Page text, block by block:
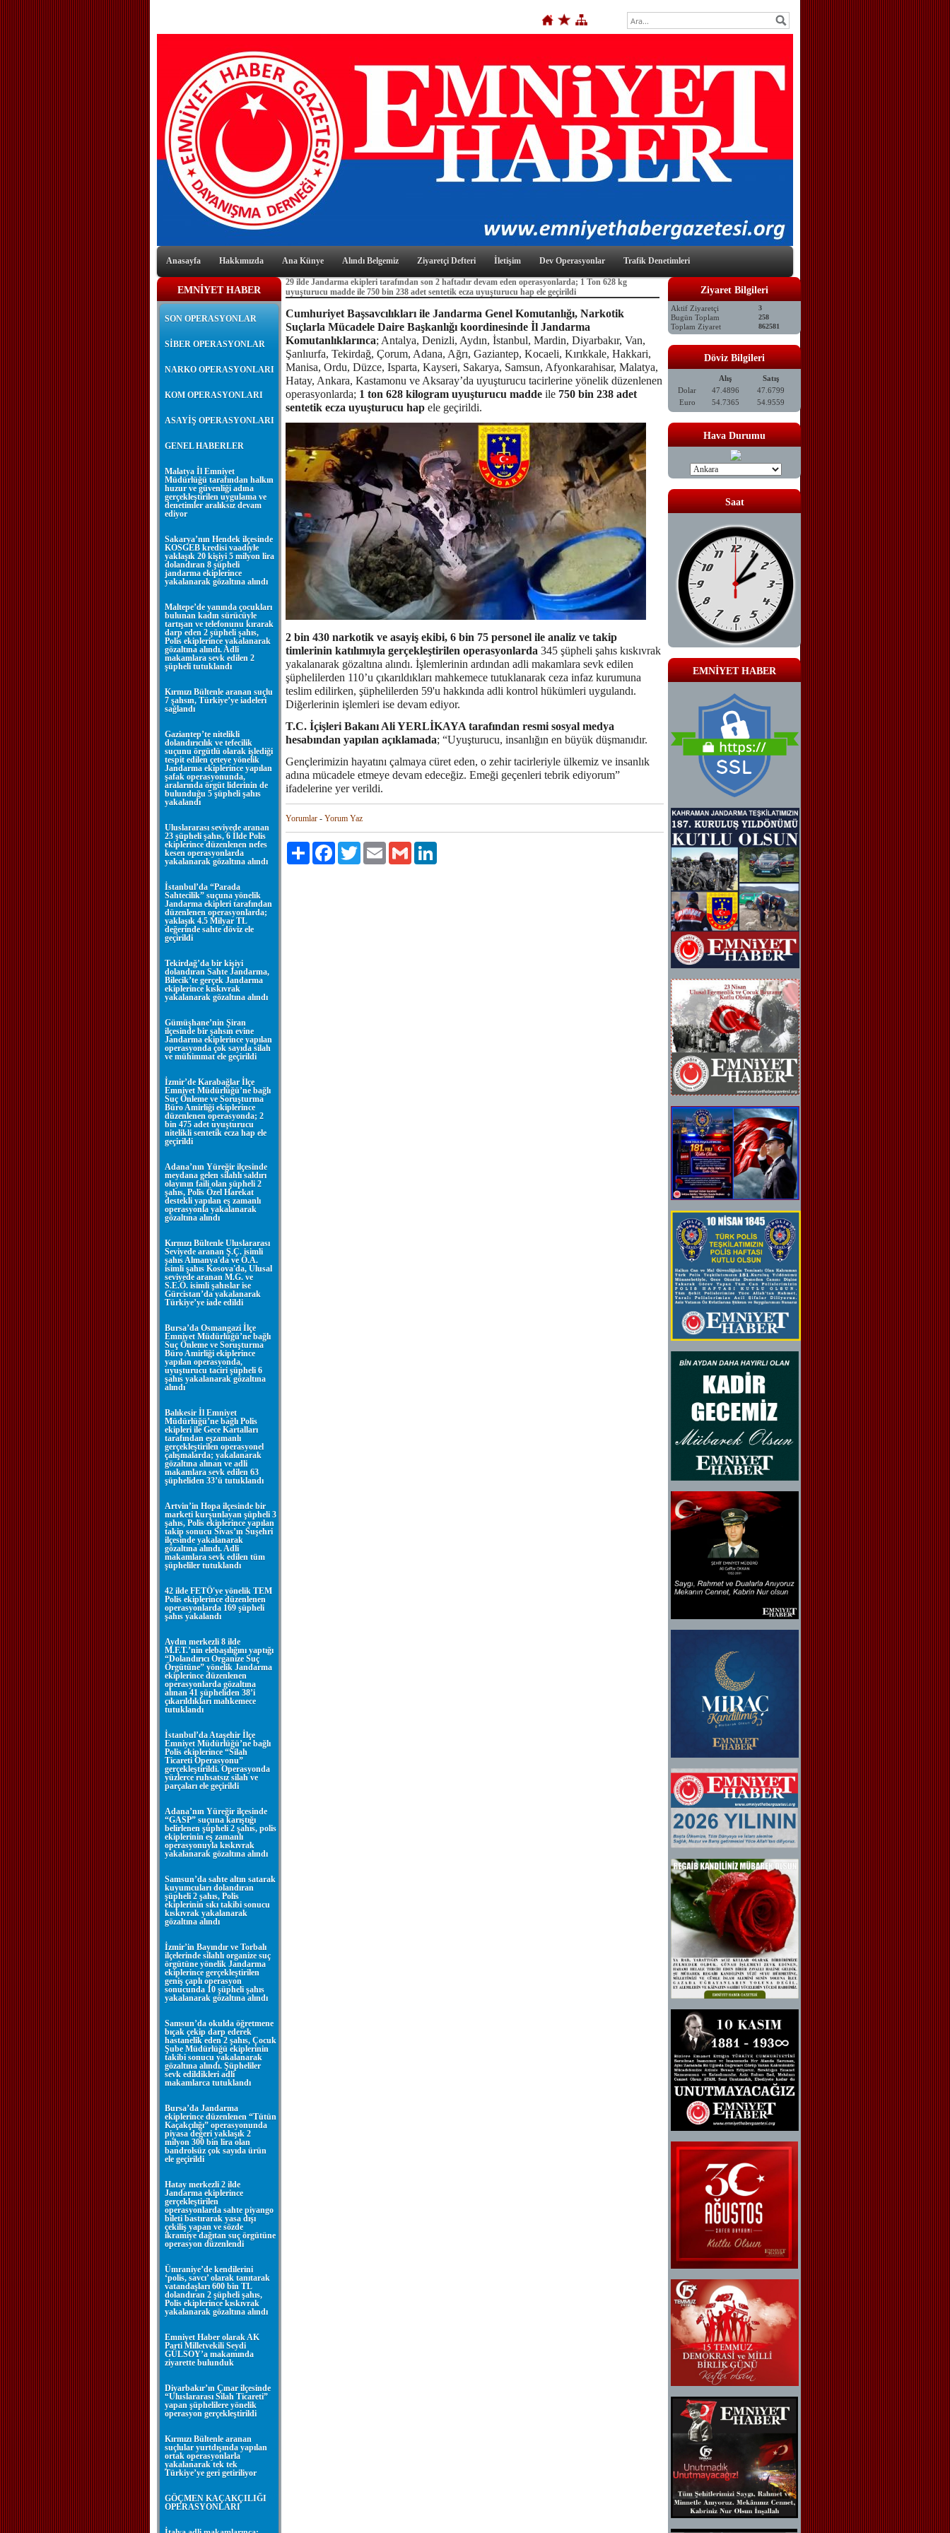
Anasayfa Hakkımızda Ana Künye Alındı Belgemiz Ziyaretçi Defteri İletişim Dev Operasyonlar Trafik Denetimleri
EMNİYET HABER
SON OPERASYONLAR
SİBER OPERASYONLAR
NARKO OPERASYONLARI
KOM OPERASYONLARI
ASAYİŞ OPERASYONLARI
GENEL HABERLER
Malatya İl Emniyet
Müdürlüğü tarafından halkın
huzur ve güvenliği adına
gerçekleştirilen uygulama ve
denetimler aralıksız devam
ediyor
Sakarya’nın Hendek ilçesinde
KOSGEB kredisi vaadiyle
yaklaşık 20 kişiyi 5 milyon lira
dolandıran 8 şüpheli
jandarma ekiplerince
yakalanarak gözaltına alındı
Maltepe’de yanında çocukları
bulunan kadın sürücüyle
tartışan ve telefonunu kırarak
darp eden 2 şüpheli şahıs,
Polis ekiplerince yakalanarak
gözaltına alındı. Adli
makamlara sevk edilen 2
şüpheli tutuklandı
Kırmızı Bültenle aranan suçlu
7 şahsın, Türkiye’ye iadeleri
sağlandı
Gaziantep’te nitelikli
dolandırıcılık ve tefecilik
suçunu örgütlü olarak işlediği
tespit edilen çeteye yönelik
Jandarma ekiplerince yapılan
şafak operasyonunda,
aralarında örgüt liderinin de
bulunduğu 5 şüpheli şahıs
yakalandı
Uluslararası seviyede aranan
23 şüpheli şahıs, 6 İlde Polis
ekiplerince düzenlenen nefes
kesen operasyonlarda
yakalanarak gözaltına alındı
İstanbul’da “Parada
Sahtecilik” suçuna yönelik
Jandarma ekipleri tarafından
düzenlenen operasyonlarda;
yaklaşık 4.5 Milyar TL
değerinde sahte döviz ele
geçirildi
Tekirdağ’da bir kişiyi
dolandıran Sahte Jandarma,
Bilecik’te gerçek Jandarma
ekiplerince kıskıvrak
yakalanarak gözaltına alındı
Gümüşhane’nin Şiran
ilçesinde bir şahsın evine
Jandarma ekiplerince yapılan
operasyonda çok sayıda silah
ve mühimmat ele geçirildi
İzmir’de Karabağlar İlçe
Emniyet Müdürlüğü’ne bağlı
Suç Önleme ve Soruşturma
Büro Amirliği ekiplerince
düzenlenen operasyonda; 2
bin 475 adet uyuşturucu
nitelikli sentetik ecza hap ele
geçirildi
Adana’nın Yüreğir ilçesinde
meydana gelen silahlı saldırı
olayının faili olan şüpheli 2
şahıs, Polis Özel Harekat
destekli yapılan eş zamanlı
operasyonla yakalanarak
gözaltına alındı
Kırmızı Bültenle Uluslararası
Seviyede aranan Ş.Ç. isimli
şahıs Almanya'da ve Ö.A.
isimli şahıs Kosova'da, Ulusal
seviyede aranan M.G. ve
S.E.Ö. isimli şahıslar ise
Gürcistan’da yakalanarak
Türkiye’ye iade edildi
Bursa’da Osmangazi İlçe
Emniyet Müdürlüğü’ne bağlı
Suç Önleme ve Soruşturma
Büro Amirliği ekiplerince
yapılan operasyonda,
uyuşturucu taciri şüpheli 6
şahıs yakalanarak gözaltına
alındı
Balıkesir İl Emniyet
Müdürlüğü’ne bağlı Polis
ekipleri ile Gece Kartalları
tarafından eşzamanlı
gerçekleştirilen operasyonel
çalışmalarda; yakalanarak
gözaltına alınan ve adli
makamlara sevk edilen 63
şüpheliden 33’ü tutuklandı
Artvin’in Hopa ilçesinde bir
marketi kurşunlayan şüpheli 3
şahıs, Polis ekiplerince yapılan
takip sonucu Sivas’ın Suşehri
ilçesinde yakalanarak
gözaltına alındı. Adli
makamlara sevk edilen tüm
şüpheliler tutuklandı
42 ilde FETÖ'ye yönelik TEM
Polis ekiplerince düzenlenen
operasyonlarda 169 şüpheli
şahıs yakalandı
Aydın merkezli 8 ilde
M.F.T.’nin elebaşılığını yaptığı
“Dolandırıcı Organize Suç
Örgütüne” yönelik Jandarma
ekiplerince düzenlenen
operasyonlarda gözaltına
alınan 41 şüpheliden 38’i
çıkarıldıkları mahkemece
tutuklandı
İstanbul’da Ataşehir İlçe
Emniyet Müdürlüğü’ne bağlı
Polis ekiplerince “Silah
Ticareti Operasyonu”
gerçekleştirildi. Operasyonda
yüzlerce ruhsatsız silah ve
parçaları ele geçirildi
Adana’nın Yüreğir ilçesinde
“GASP” suçuna karıştığı
belirlenen şüpheli 2 şahıs, polis
ekiplerinin eş zamanlı
operasyonuyla kıskıvrak
yakalanarak gözaltına alındı
Samsun’da sahte altın satarak
kuyumcuları dolandıran
şüpheli 2 şahıs, Polis
ekiplerinin sıkı takibi sonucu
kıskıvrak yakalanarak
gözaltına alındı
İzmir’in Bayındır ve Torbalı
ilçelerinde silahlı organize suç
örgütüne yönelik Jandarma
ekiplerince gerçekleştirilen
geniş çaplı operasyon
sonucunda 10 şüpheli şahıs
yakalanarak gözaltına alındı
Samsun’da okulda öğretmene
bıçak çekip darp ederek
hastanelik eden 2 şahıs, Çocuk
Şube Müdürlüğü ekiplerinin
takibi sonucu yakalanarak
gözaltına alındı. Şüpheliler
sevk edildikleri adli
makamlarca tutuklandı
Bursa’da Jandarma
ekiplerince düzenlenen “Tütün
Kaçakçılığı” operasyonunda
piyasa değeri yaklaşık 2
milyon 300 bin lira olan
bandrolsüz çok sayıda ürün
ele geçirildi
Hatay merkezli 2 ilde
Jandarma ekiplerince
gerçekleştirilen
operasyonlarda sahte piyango
bileti bastırarak yasa dışı
çekiliş yapan ve sözde
ikramiye dağıtan suç örgütüne
operasyon düzenlendi
Ümraniye’de kendilerini
‘polis, savcı’ olarak tanıtarak
vatandaşları 600 bin TL
dolandıran 2 şüpheli şahıs,
Polis ekiplerince kıskıvrak
yakalanarak gözaltına alındı
Emniyet Haber olarak AK
Parti Milletvekili Seydi
GÜLSOY’a makamında
ziyarette bulunduk
Diyarbakır’ın Çınar ilçesinde
“Uluslararası Silah Ticareti”
yapan şüphelilere yönelik
operasyon gerçekleştirildi
Kırmızı Bültenle aranan
suçlular yurtdışında yapılan
ortak operasyonlarla
yakalanarak tek tek
Türkiye’ye geri getiriliyor
GÖÇMEN KAÇAKÇILIĞI
OPERASYONLARI
29 ilde Jandarma ekipleri tarafından son 2 haftadır devam eden operasyonlarda; 1 Ton 628 kg
uyuşturucu madde ile 750 bin 238 adet sentetik ecza uyuşturucu hap ele geçirildi
Cumhuriyet Başsavcılıkları ile Jandarma Genel Komutanlığı, Narkotik
Suçlarla Mücadele Daire Başkanlığı koordinesinde İl Jandarma
Komutanlıklarınca; Antalya, Denizli, Aydın, İstanbul, Mardin, Diyarbakır, Van,
Şanlıurfa, Tekirdağ, Çorum, Adana, Ağrı, Gaziantep, Kocaeli, Kırıkkale, Hakkari,
Manisa, Ordu, Düzce, Isparta, Kayseri, Sakarya, Samsun, Afyonkarahisar, Malatya,
Hatay, Ankara, Kastamonu ve Aksaray’da uyuşturucu tacirlerine yönelik düzenlenen
operasyonlarda; 1 ton 628 kilogram uyuşturucu madde ile 750 bin 238 adet
sentetik ecza uyuşturucu hap ele geçirildi.
2 bin 430 narkotik ve asayiş ekibi, 6 bin 75 personel ile analiz ve takip
timlerinin katılımıyla gerçekleştirilen operasyonlarda 345 şüpheli şahıs kıskıvrak
yakalanarak gözaltına alındı. İşlemlerinin ardından adli makamlara sevk edilen
şüphelilerden 110’u çıkarıldıkları mahkemece tutuklanarak ceza infaz kurumuna
teslim edilirken, şüphelilerden 59'u hakkında adli kontrol hükümleri uygulandı.
Diğerlerinin işlemleri ise devam ediyor.
T.C. İçişleri Bakanı Ali YERLİKAYA tarafından resmi sosyal medya
hesabından yapılan açıklamada; “Uyuşturucu, insanlığın en büyük düşmanıdır.
Gençlerimizin hayatını çalmaya cüret eden, o zehir tacirleriyle ülkemiz ve insanlık
adına mücadele etmeye devam edeceğiz. Emeği geçenleri tebrik ediyorum”
ifadelerine yer verildi.
Yorumlar - Yorum Yaz
Paylaş FacebookTwitter Email Gmail
Ziyaret Bilgileri
Aktif Ziyaretçi 3
Bugün Toplam 258
Toplam Ziyaret 862581
Döviz Bilgileri
Alış
Satış
Dolar
47.4896
47.6799
Euro
54.7365 54.9559
Hava Durumu
Saat
EMNİYET HABER